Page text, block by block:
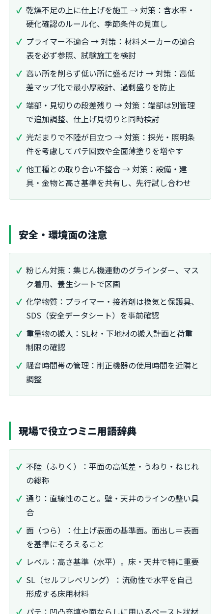
乾燥不足の上に仕上げを施工 → 対策：含水率・
硬化確認のルール化、季節条件の見直し
プライマー不適合 → 対策：材料メーカーの適合
表を必ず参照、試験施工を検討
高い所を削らず低い所に盛るだけ → 対策：高低
差マップ化で最小厚設計、過剰盛りを防止
端部・見切りの段差残り → 対策：端部は別管理
で追加調整、仕上げ見切りと同時検討
光だまりで不陸が目立つ → 対策：採光・照明条
件を考慮してパテ回数や全面薄塗りを増やす
他工種との取り合い不整合 → 対策：設備・建
具・金物と高さ基準を共有し、先行試し合わせ
安全・環境面の注意
粉じん対策：集じん機連動のグラインダー、マス
ク着用、養生シートで区画
化学物質：プライマー・接着剤は換気と保護具、
SDS（安全データシート）を事前確認
重量物の搬入：SL材・下地材の搬入計画と荷重
制限の確認
騒音時間帯の管理：削正機器の使用時間を近隣と
調整
現場で役立つミニ用語辞典
不陸（ふりく）：平面の高低差・うねり・ねじれ
の総称
通り：直線性のこと。壁・天井のラインの整い具
合
面（つら）：仕上げ表面の基準面。面出し＝表面
を基準にそろえること
レベル：高さ基準（水平）。床・天井で特に重要
SL（セルフレベリング）：流動性で水平を自己
形成する床用材料
パテ：凹凸充填や面ならしに用いるペースト状材